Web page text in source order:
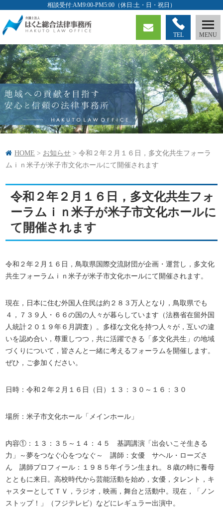
TEL
HOME > お知らせ >令和２年２月１６日，多文化共生フォーラ
ムｉｎ米子が米子市文化ホールにて開催されます
令和２年２月１６日，多文化共生フォ
ーラムｉｎ米子が米子市文化ホールに
て開催されます
令和２年２月１６日，鳥取県国際交流財団が企画・運営し，多文化
共生フォーラムｉｎ米子が米子市文化ホールにて開催されます。
現在，日本に住む外国人住民は約２８３万人となり，鳥取県でも
４，７３９人・６６の国の人々が暮らしています（法務省在留外国
人統計２０１９年６月調査）。多様な文化を持つ人々が，互いの違
いを認め合い，尊重しつつ，共に活躍できる「多文化共生」の地域
づくりについて，皆さんと一緒に考えるフォーラムを開催します。
ぜひ，ご参加ください。
日時：令和２年２月１６日（日）１３：３０～１６：３０
場所：米子市文化ホール「メインホール」
内容①：１３：３５～１４：４５ 基調講演「出会いこそ生きる
力」～夢をつなぐ心をつなぐ～ 講師：女優 サヘル・ローズさ
ん 講師プロフィール：１９８５年イラン生まれ。８歳の時に養母
とともに来日。高校時代から芸能活動を始め，女優，タレント，キ
ャスターとしてＴＶ，ラジオ，映画，舞台と活動中。現在，「ノン
ストップ！」（フジテレビ）などにレギュラー出演中。